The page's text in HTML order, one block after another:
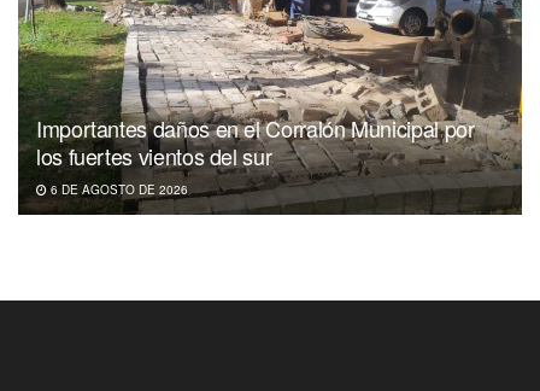
Importantes daños en el Corralón Municipal por
los fuertes vientos del sur
6 DE AGOSTO DE 2026